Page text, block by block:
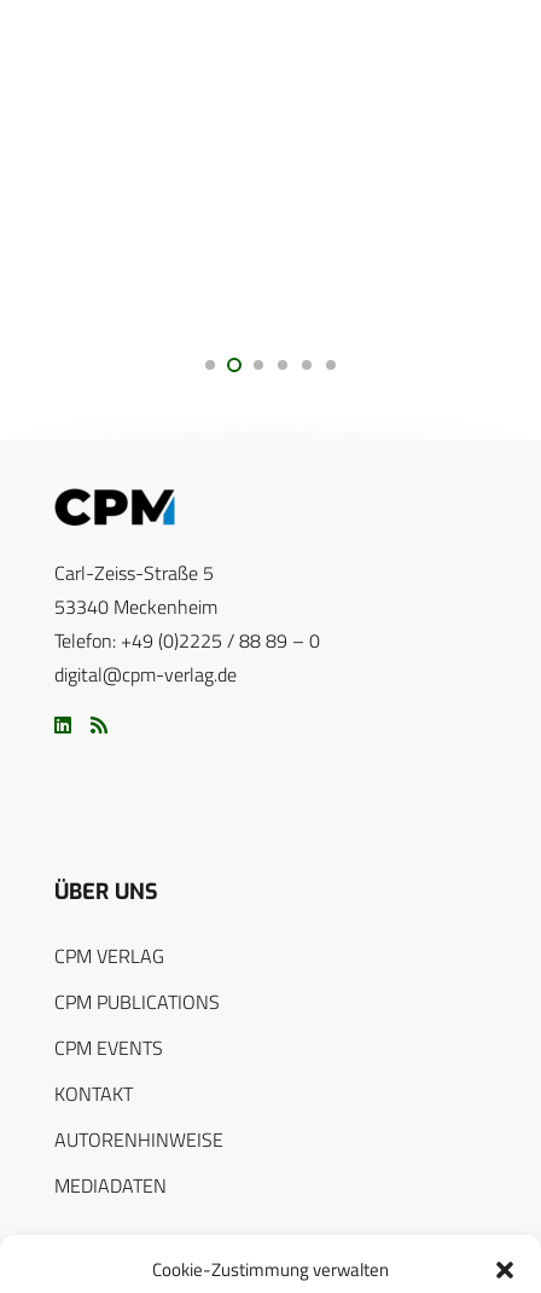
Cookie-Zustimmung verwalten
Carl-Zeiss-Straße 5
53340 Meckenheim
Telefon: +49 (0)2225 / 88 89 – 0
digital@cpm-verlag.de
ÜBER UNS
CPM VERLAG
CPM PUBLICATIONS
CPM EVENTS
KONTAKT
AUTORENHINWEISE
MEDIADATEN